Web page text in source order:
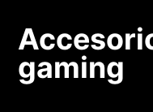
gaming